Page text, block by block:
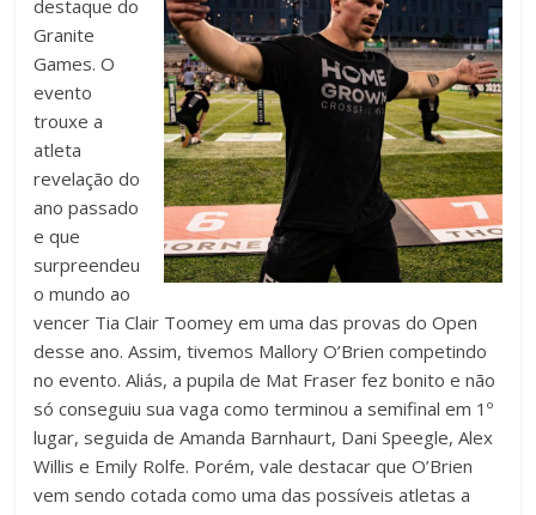
destaque do
Granite
Games. O
evento
trouxe a
atleta
revelação do
ano passado
e que
surpreendeu
o mundo ao
vencer Tia Clair Toomey em uma das provas do Open
desse ano. Assim, tivemos Mallory O’Brien competindo
no evento. Aliás, a pupila de Mat Fraser fez bonito e não
só conseguiu sua vaga como terminou a semifinal em 1º
lugar, seguida de Amanda Barnhaurt, Dani Speegle, Alex
Willis e Emily Rolfe. Porém, vale destacar que O’Brien
vem sendo cotada como uma das possíveis atletas a